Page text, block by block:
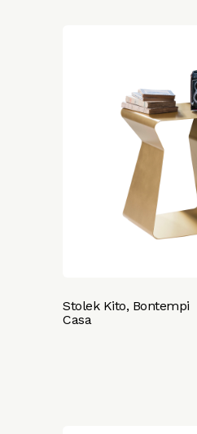
Stolek Kito, Bontempi
Casa